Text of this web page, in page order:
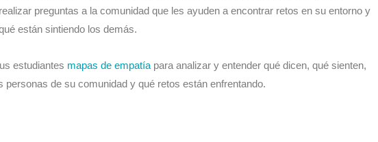
preguntas a la comunidad que les ayuden a encontrar retos en su entorno y
están sintiendo los demás.
estudiantes mapas de empatía para analizar y entender qué dicen, qué sienten,
personas de su comunidad y qué retos están enfrentando.